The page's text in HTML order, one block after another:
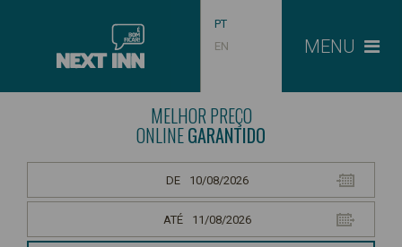
PT
EN
MENU
MELHOR PREÇO
ONLINEGARANTIDO
DE
ATÉ